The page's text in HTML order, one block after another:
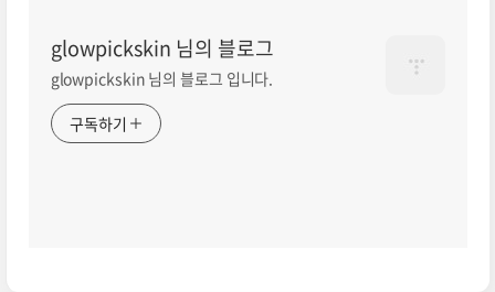
glowpickskin 님의 블로그
glowpickskin 님의 블로그 입니다.
구독하기